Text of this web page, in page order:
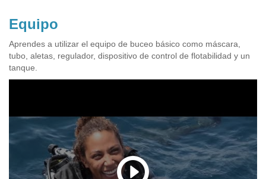
Equipo
Aprendes a utilizar el equipo de buceo básico como máscara,
tubo, aletas, regulador, dispositivo de control de flotabilidad y un
tanque.